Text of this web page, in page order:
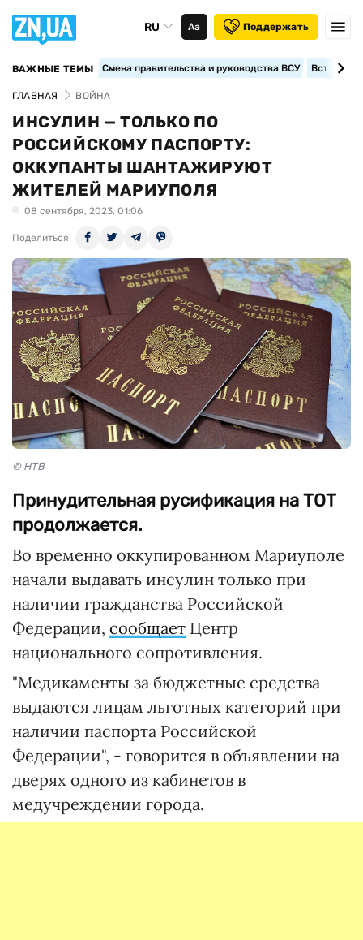
RU Аа Поддержать
ВАЖНЫЕ ТЕМЫ Смена правительства и руководства ВСУ
ГЛАВНАЯ ВОЙНА
ИНСУЛИН — ТОЛЬКО ПО
РОССИЙСКОМУ ПАСПОРТУ:
ОККУПАНТЫ ШАНТАЖИРУЮТ
ЖИТЕЛЕЙ МАРИУПОЛЯ
08 сентября, 2023, 01:06
Поделиться
© НТВ
Принудительная русификация на ТОТ
продолжается.
Во временно оккупированном Мариуполе
начали выдавать инсулин только при
наличии гражданства Российской
Федерации, сообщает Центр
национального сопротивления.
"Медикаменты за бюджетные средства
выдаются лицам льготных категорий при
наличии паспорта Российской
Федерации", - говорится в объявлении на
дверях одного из кабинетов в
медучреждении города.